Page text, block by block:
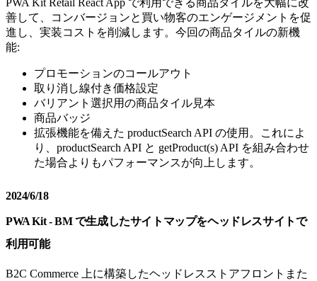
善して、コンバージョンと買い物客のエンゲージメントを促
進し、実装コストを削減します。今回の商品タイルの新機
能:
プロモーションのコールアウト
取り消し線付き価格設定
バリアント選択用の商品タイル見本
商品バッジ
拡張機能を備えた productSearch API の使用。これによ
り、productSearch API と getProduct(s) API を組み合わせ
た場合よりもパフォーマンスが向上します。
2024/6/18
PWA Kit - BM で生成したサイトマップをヘッドレスサイトで
利用可能
B2C Commerce 上に構築したヘッドレスストアフロントまた